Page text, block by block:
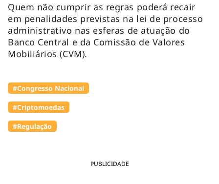
PUBLICIDADE
Quem não cumprir as regras poderá recair
em penalidades previstas na lei de processo
administrativo nas esferas de atuação do
Banco Central e da Comissão de Valores
Mobiliários (CVM).
#Congresso Nacional
#Criptomoedas
#Regulação